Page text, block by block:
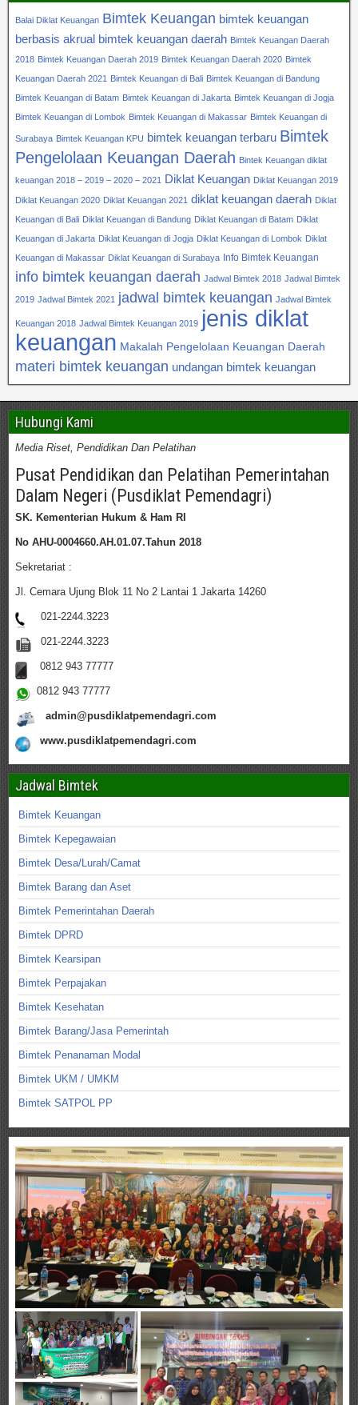
Balai Diklat Keuangan Bimtek Keuangan bimtek keuangan
berbasis akrual bimtek keuangan daerah Bimtek Keuangan Daerah
2018 Bimtek Keuangan Daerah 2019 Bimtek Keuangan Daerah 2020 Bimtek
Keuangan Daerah 2021 Bimtek Keuangan di Bali Bimtek Keuangan di Bandung
Bimtek Keuangan di Batam Bimtek Keuangan di Jakarta Bimtek Keuangan di Jogja
Bimtek Keuangan di Lombok Bimtek Keuangan di Makassar Bimtek Keuangan di
Surabaya Bimtek Keuangan KPU bimtek keuangan terbaru Bimtek
Pengelolaan Keuangan Daerah Bintek Keuangan diklat
keuangan 2018 – 2019 – 2020 – 2021 Diklat Keuangan Diklat Keuangan 2019
Diklat Keuangan 2020 Diklat Keuangan 2021 diklat keuangan daerah Diklat
Keuangan di Bali Diklat Keuangan di Bandung Diklat Keuangan di Batam Diklat
Keuangan di Jakarta Diklat Keuangan di Jogja Diklat Keuangan di Lombok Diklat
Keuangan di Makassar Diklat Keuangan di Surabaya Info Bimtek Keuangan
info bimtek keuangan daerah Jadwal Bimtek 2018 Jadwal Bimtek
2019 Jadwal Bimtek 2021 jadwal bimtek keuangan Jadwal Bimtek
Keuangan 2018 Jadwal Bimtek Keuangan 2019 jenis diklat
keuangan Makalah Pengelolaan Keuangan Daerah
materi bimtek keuangan undangan bimtek keuangan
Hubungi Kami
Media Riset, Pendidikan Dan Pelatihan
Pusat Pendidikan dan Pelatihan Pemerintahan
Dalam Negeri (Pusdiklat Pemendagri)
SK. Kementerian Hukum & Ham RI
No AHU-0004660.AH.01.07.Tahun 2018
Sekretariat :
Jl. Cemara Ujung Blok 11 No 2 Lantai 1 Jakarta 14260
021-2244.3223
021-2244.3223
0812 943 77777
0812 943 77777
admin@pusdiklatpemendagri.com
www.pusdiklatpemendagri.com
Jadwal Bimtek
Bimtek Keuangan
Bimtek Kepegawaian
Bimtek Desa/Lurah/Camat
Bimtek Barang dan Aset
Bimtek Pemerintahan Daerah
Bimtek DPRD
Bimtek Kearsipan
Bimtek Perpajakan
Bimtek Kesehatan
Bimtek Barang/Jasa Pemerintah
Bimtek Penanaman Modal
Bimtek UKM / UMKM
Bimtek SATPOL PP